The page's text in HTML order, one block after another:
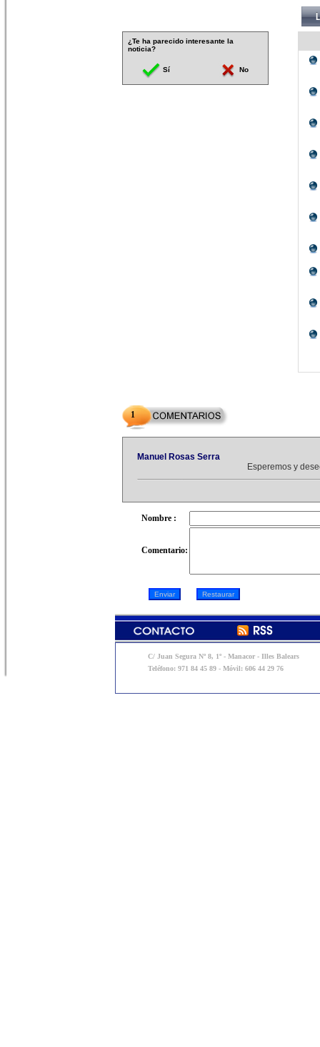
¿Te ha parecido interesante la
noticia?
Sí No
1
Manuel Rosas Serra
Esperemos y
Nombre :
Comentario:
C/ Juan Segura Nº 8, 1º - Manacor - Illes Balears
Teléfono: 971 84 45 89 - Móvil: 606 44 29 76